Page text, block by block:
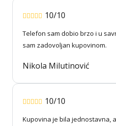
10/10
Telefon sam dobio brzo i u
sam zadovoljan kupovinom.
Nikola Milutinović
10/10
Kupovina je bila jednostavna,